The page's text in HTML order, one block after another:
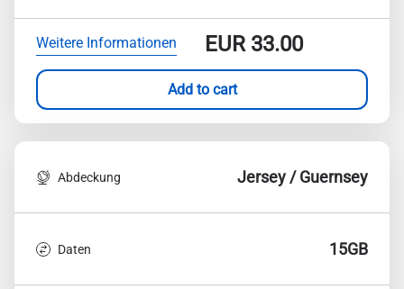
Weitere Informationen EUR33.00
Add to cart
Abdeckung Jersey / Guernsey
Daten 15GB